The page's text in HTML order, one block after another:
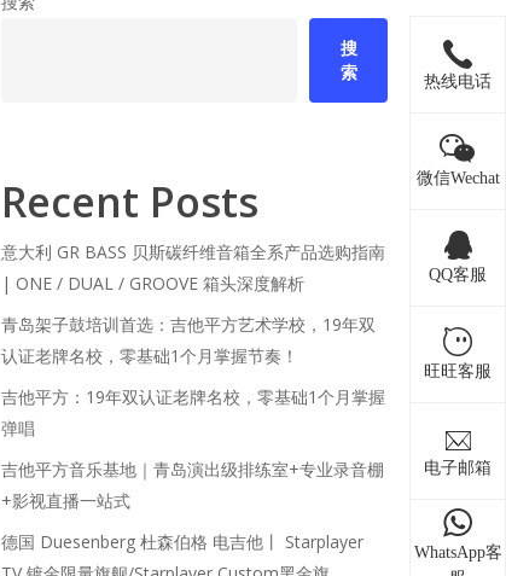
搜
索
Recent Posts
意大利 GR BASS 贝斯碳纤维音箱全系产品选购指南
| ONE / DUAL / GROOVE 箱头深度解析
青岛架子鼓培训首选：吉他平方艺术学校，19年双
认证老牌名校，零基础1个月掌握节奏！
吉他平方：19年双认证老牌名校，零基础1个月掌握
弹唱
吉他平方音乐基地｜青岛演出级排练室+专业录音棚
+影视直播一站式
德国 Duesenberg 杜森伯格 电吉他丨 Starplayer
热线电话
微信Wechat
QQ客服
旺旺客服
电子邮箱
WhatsApp客